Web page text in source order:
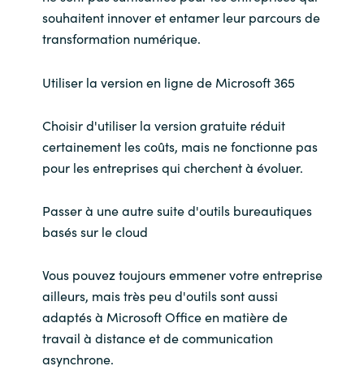
souhaitent innover et entamer leur parcours de
transformation numérique.
Utiliser la version en ligne de Microsoft 365
Choisir d'utiliser la version gratuite réduit
certainement les coûts, mais ne fonctionne pas
pour les entreprises qui cherchent à évoluer.
Passer à une autre suite d'outils bureautiques
basés sur le cloud
Vous pouvez toujours emmener votre entreprise
ailleurs, mais très peu d'outils sont aussi
adaptés à Microsoft Office en matière de
travail à distance et de communication
asynchrone.